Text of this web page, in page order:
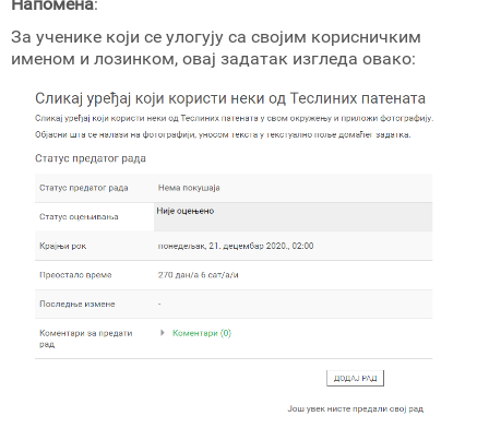
За ученике који се улогују са својим корисничким
именом и лозинком, овај задатак изгледа овако: